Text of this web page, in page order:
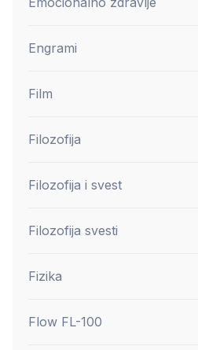
Engrami
Film
Filozofija
Filozofija i svest
Filozofija svesti
Fizika
Flow FL-100